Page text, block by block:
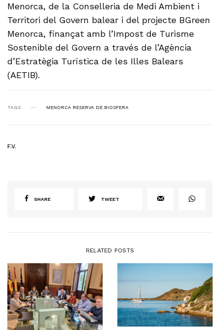
Menorca, de la Conselleria de Medi Ambient i
Territori del Govern balear i del projecte BGreen
Menorca, finançat amb l’Impost de Turisme
Sostenible del Govern a través de l’Agència
d’Estratègia Turística de les Illes Balears
(AETIB).
TAGS MENORCA RESERVA DE BIOSFERA
F.V.
SHARE TWEET
RELATED POSTS